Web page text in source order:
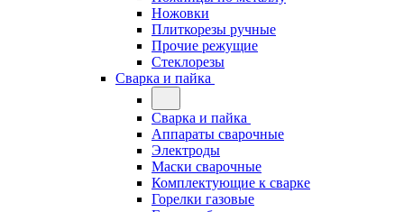
Ножовки
Плиткорезы ручные
Прочие режущие
Стеклорезы
Сварка и пайка
Сварка и пайка
Аппараты сварочные
Электроды
Маски сварочные
Комплектующие к сварке
Горелки газовые